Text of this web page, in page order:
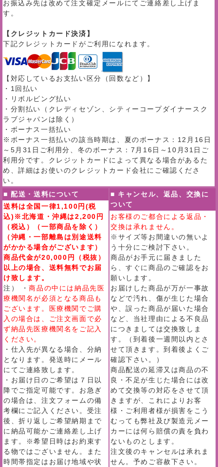
お振込み先は改めて注文確定メールにてご連絡差し上げま
す。
【クレジットカード決済】
下記クレジットカードがご利用になれます。
【対応しているお支払い区分（回数など）】
・1回払い
・リボルビング払い
・分割払い（クレディセゾン、シティーコープダイナースク
ラブジャパンは除く）
・ボーナス一括払い
※ボーナス一括払いの該当時期は、夏のボーナス：12月16日
～5月31日ご利用分、冬のボーナス：7月16日～10月31日ご
利用分です。クレジットカードによって異なる場合があるた
め、詳細はお使いのクレジットカード会社にご確認くださ
い。
■ 配送・送料について
送料は全国一律1,100円(税
込)※北海道・沖縄は2,200円
（税込）（一部商品を除く）
（沖縄・一部離島は別途送料
がかかる場合がございます）
商品代金が20,000円（税抜）
以上の場合、送料無料でお届
け致します。
注） ・商品の中には納品先医
療機関名が必須となる商品も
ございます。医療機関でご購
入の場合は、ご注文画面で必
ず納品先医療機関名をご記入
ください。
・仕入先が異なる場合、分納
となります。発送時にメール
にてご連絡致します。
・お届け日のご希望は７日以
降でご指定可能です。お急ぎ
の場合は、注文フォームの備
考欄にご記入ください。受注
後、折り返しご希望納期まで
に納品可能かご連絡差し上げ
ます。※希望日時はお約束す
る物ではございません。また
時間帯指定はお届け地域や状
■ キャンセル、返品、交換に
ついて
お客様のご都合による返品・
交換は承れません。
※サイズ等お間違いの無いよ
う十分にご検討下さい。
商品がお手元に届きました
ら、すぐに商品のご確認をお
願いします。
お届けした商品が万が一事故
などで汚れ、傷が生じた場合
や、誤った商品が届いた場合
など、当社理由による不良品
につきましては交換致しま
す。（到着後一週間以内とさ
せて頂きます。到着後よくご
確認下さい。）
商品配送の延滞又は商品の不
良・不足が生じた場合には改
めて交換等の対応をさせて頂
きますが、これによりお客
様・ご利用者様が損害をこう
むっても弊社及び製造元メー
カーには何ら賠償の責を負わ
ないものとします。
注文後のキャンセルは承れま
せん。予めご容赦下さい。